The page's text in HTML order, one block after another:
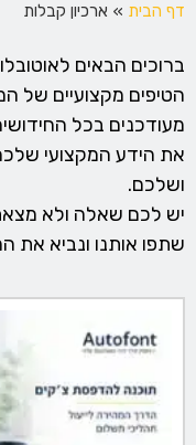
דף הבית » ארכיון קבלות
ברוכים הבאים
הטיפים מקצועיים של
מעודכנים בכל
את הידע המקצועי
ושלכם.
יש לכם שאלה ולא
שתפו אותנו ונביא את